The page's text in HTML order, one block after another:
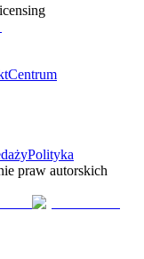
Centrum
Polityka
praw autorskich